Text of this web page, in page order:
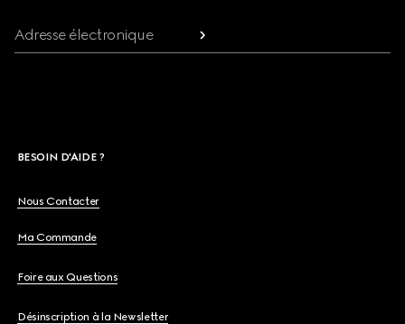
Adresse électronique
BESOIN D'AIDE ?
Nous Contacter
Ma Commande
Foire aux Questions
Désinscription à la Newsletter